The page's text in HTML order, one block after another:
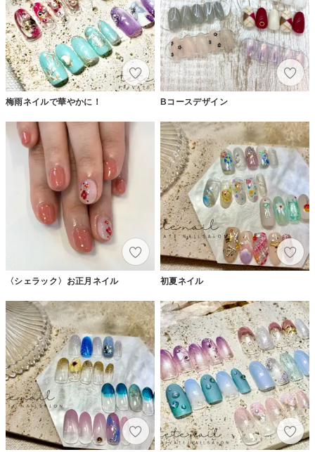
梅雨ネイルで華やかに！ Bコースデザイン
〈シェラック〉お正月ネイル 初夏ネイル